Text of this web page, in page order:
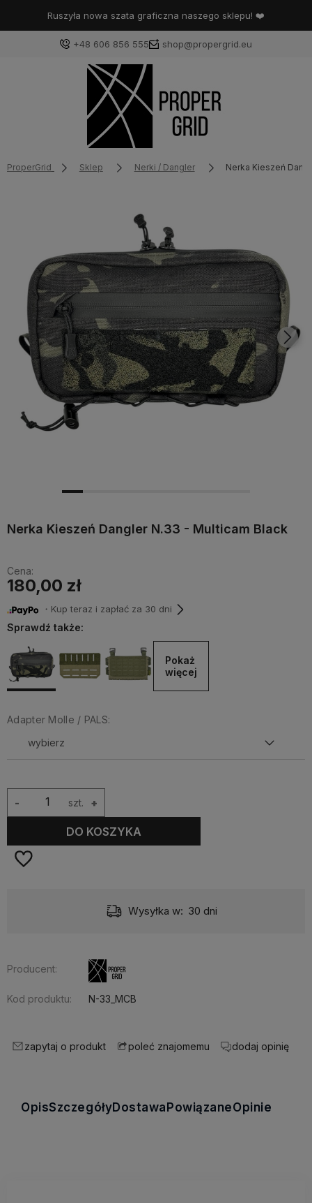
Ruszyła nowa szata graficzna naszego sklepu! ❤️
+48 606 856 555 shop@propergrid.eu
ProperGrid Sklep Nerki / Dangler Nerka Kieszeń
Nerka Kieszeń Dangler N.33 - Multicam Black
Cena:
180,00 zł
・Kup teraz i zapłać za 30 dni
Sprawdź także:
Pokaż
więcej
Adapter Molle / PALS:
szt. +
-
DO KOSZYKA
Wysyłka w: 30 dni
Producent:
Kod produktu: N-33_MCB
zapytaj o produkt poleć znajomemu dodaj opinię
OpisSzczegółyDostawaPowiązaneOpinie